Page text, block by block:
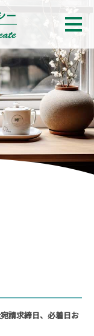
請求締日、必着日お